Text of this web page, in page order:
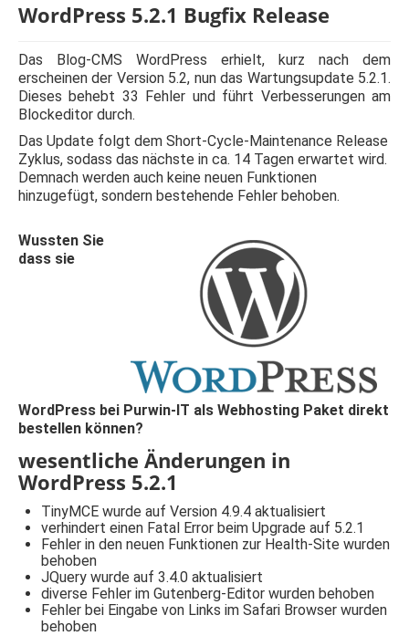
WordPress 5.2.1 Bugfix Release
Das Blog-CMS WordPress erhielt, kurz nach dem
erscheinen der Version 5.2, nun das Wartungsupdate 5.2.1.
Dieses behebt 33 Fehler und führt Verbesserungen am
Blockeditor durch.
Das Update folgt dem Short-Cycle-Maintenance Release
Zyklus, sodass das nächste in ca. 14 Tagen erwartet wird.
Demnach werden auch keine neuen Funktionen
hinzugefügt, sondern bestehende Fehler behoben.
Wussten Sie
dass sie
WordPress bei Purwin-IT als Webhosting Paket direkt
bestellen können?
wesentliche Änderungen in
WordPress 5.2.1
TinyMCE wurde auf Version 4.9.4 aktualisiert
verhindert einen Fatal Error beim Upgrade auf 5.2.1
Fehler in den neuen Funktionen zur Health-Site wurden
behoben
JQuery wurde auf 3.4.0 aktualisiert
diverse Fehler im Gutenberg-Editor wurden behoben
Fehler bei Eingabe von Links im Safari Browser wurden
behoben